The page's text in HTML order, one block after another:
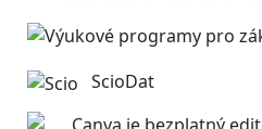
ScioDat